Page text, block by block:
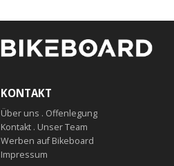
KONTAKT
Über uns . Offenlegung
Kontakt . Unser Team
Werben auf Bikeboard
Impressum